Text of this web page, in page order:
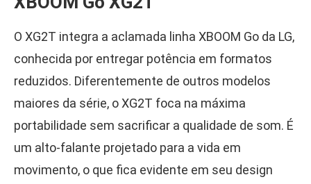
O XG2T integra a aclamada linha XBOOM Go da LG,
conhecida por entregar potência em formatos
reduzidos. Diferentemente de outros modelos
maiores da série, o XG2T foca na máxima
portabilidade sem sacrificar a qualidade de som. É
um alto-falante projetado para a vida em
movimento, o que fica evidente em seu design